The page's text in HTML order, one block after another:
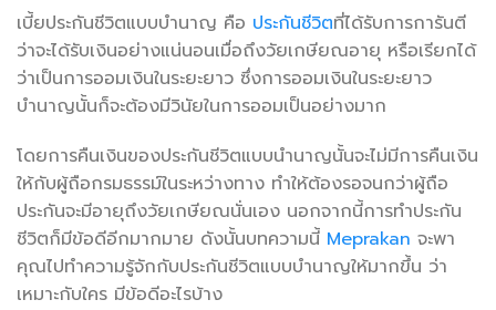
เบี้ยประกันชีวิตแบบบำนาญ คือ ประกันชีวิตที่ได้รับการการันตี
ว่าจะได้รับเงินอย่างแน่นอนเมื่อถึงวัยเกษียณอายุ หรือเรียกได้
ว่าเป็นการออมเงินในระยะยาว ซึ่งการออมเงินในระยะยาว
บำนาญนั้นก็จะต้องมีวินัยในการออมเป็นอย่างมาก
โดยการคืนเงินของประกันชีวิตแบบนำนาญนั้นจะไม่มีการคืนเงิน
ให้กับผู้ถือกรมธรรม์ในระหว่างทาง ทำให้ต้องรอจนกว่าผู้ถือ
ประกันจะมีอายุถึงวัยเกษียณนั่นเอง นอกจากนี้การทำประกัน
ชีวิตก็มีข้อดีอีกมากมาย ดังนั้นบทความนี้ Meprakan จะพา
คุณไปทำความรู้จักกับประกันชีวิตแบบบำนาญให้มากขึ้น ว่า
เหมาะกับใคร มีข้อดีอะไรบ้าง